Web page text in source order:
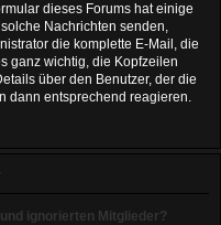
dieses Forums hat einige
Nachrichten senden,
die komplette E-Mail, die
ganz wichtig, die Kopfzeilen
über den Benutzer, der die
dann entsprechend reagieren.
ignorierten Mitglieder?